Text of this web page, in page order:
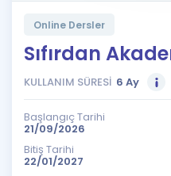
Online Dersler
Sıfırdan
KULLANIM SÜRESİ 6 Ay
Başlangıç Tarihi
21/09/2026
Bitiş Tarihi
22/01/2027